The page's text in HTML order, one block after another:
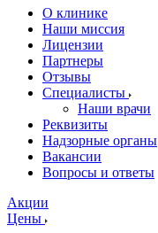
О клинике
Наши миссия
Лицензии
Партнеры
Отзывы
Специалисты
Наши врачи
Реквизиты
Надзорные органы
Вакансии
Вопросы и ответы
Акции
Цены